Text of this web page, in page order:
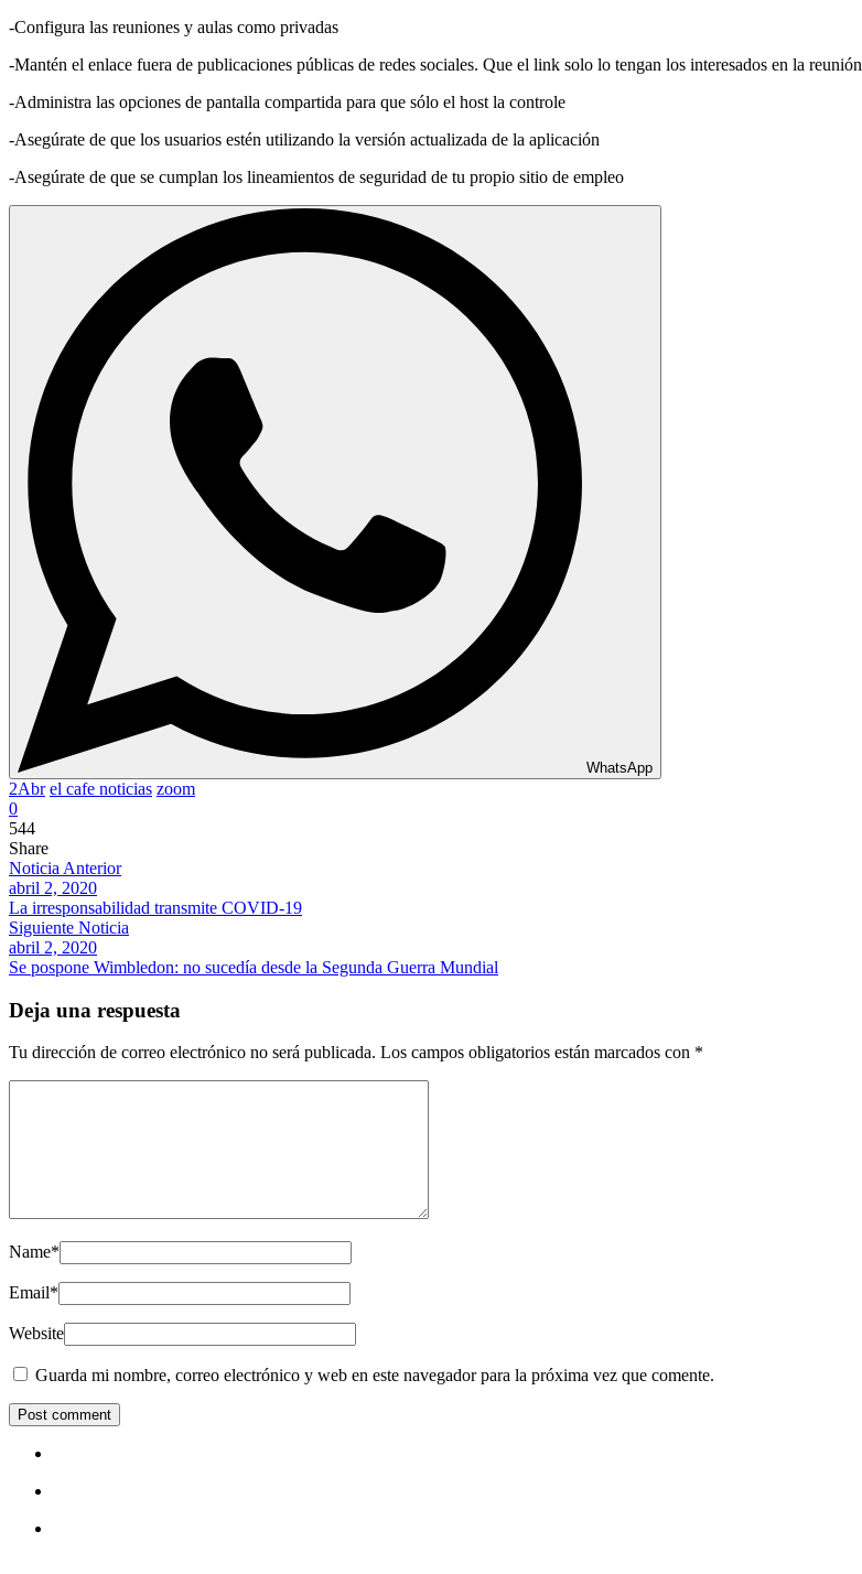
-Configura las reuniones y aulas como privadas
-Mantén el enlace fuera de publicaciones públicas de redes sociales. Que el link solo lo tengan los interesados en la reunión
-Administra las opciones de pantalla compartida para que sólo el host la controle
-Asegúrate de que los usuarios estén utilizando la versión actualizada de la aplicación
-Asegúrate de que se cumplan los lineamientos de seguridad de tu propio sitio de empleo
WhatsApp
2Abr el cafe noticias zoom
0
544
Share
Noticia Anterior
abril 2, 2020
La irresponsabilidad transmite COVID-19
Siguiente Noticia
abril 2, 2020
Se pospone Wimbledon: no sucedía desde la Segunda Guerra Mundial
Deja una respuesta
Tu dirección de correo electrónico no será publicada. Los campos obligatorios están marcados con *
Name*
Email*
Website
Guarda mi nombre, correo electrónico y web en este navegador para la próxima vez que comente.